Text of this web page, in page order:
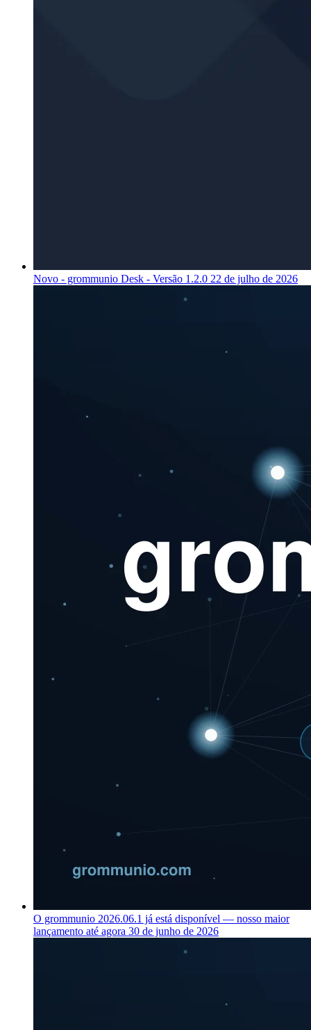
Novo - grommunio Desk - Versão 1.2.0 22 de julho de 2026
O grommunio 2026.06.1 já está disponível — nosso maior
lançamento até agora 30 de junho de 2026